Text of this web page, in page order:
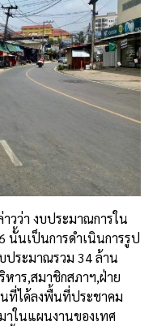
วว่า งบประมาณการใน
นั้นเป็นการดำเนินการรูป
ประมาณรวม 34 ล้าน
าร,สมาชิกสภาฯ,ฝ่าย
ที่ได้ลงพื้นที่ประชาคม
าในแผนงานของเทศ